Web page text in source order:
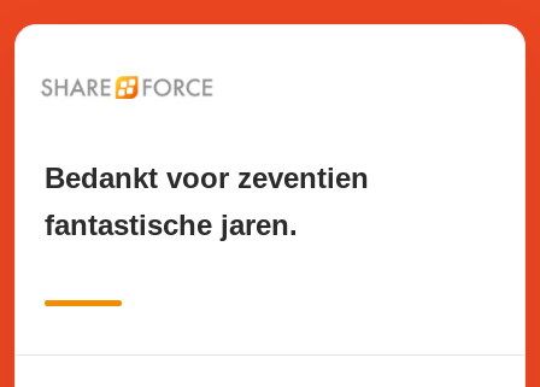
Bedankt voor zeventien
fantastische jaren.